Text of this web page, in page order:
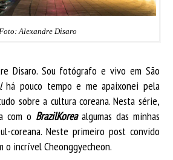
Foto: Alexandre Disaro
Disaro. Sou fotógrafo e vivo em São
há pouco tempo e me apaixonei pela
sobre a cultura coreana. Nesta série,
com o BrazilKoreaalgumas das minhas
coreana. Neste primeiro post convido
o incrível Cheonggyecheon.